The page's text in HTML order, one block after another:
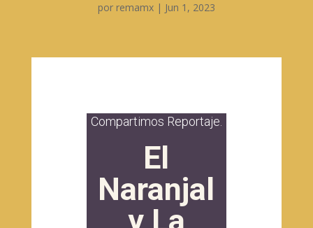
por remamx| Jun 1, 2023
Compartimos Reportaje.
El
Naranjal